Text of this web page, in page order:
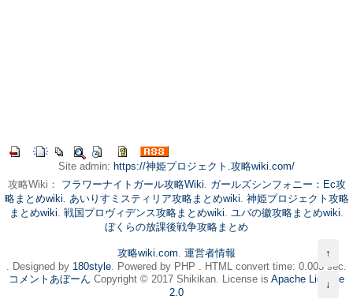
Site admin: https://神姫プロジェクト.攻略wiki.com/
攻略Wiki： フラワーナイトガール攻略Wiki. ガールズシンフォニー：Ec攻
略まとめwiki. あいりすミスティリア攻略まとめwiki. 神姫プロジェクト攻略
まとめwiki. 戦国プロヴィデンス攻略まとめwiki. ユバの徽攻略まとめwiki.
ぼくらの放課後戦争攻略まとめ
攻略wiki.com. 運営者情報
. Designed by 180style. Powered by PHP . HTML convert time: 0.003 sec.
コメントあぼーん Copyright © 2017 Shikikan. License is Apache License
2.0
↑
↓